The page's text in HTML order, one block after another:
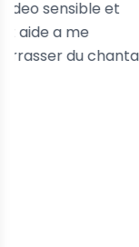
et
me
du chantage.